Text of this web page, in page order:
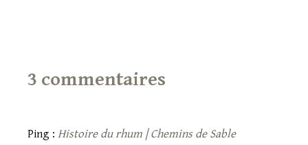
3 commentaires
Ping : Histoire du rhum | Chemins de Sable